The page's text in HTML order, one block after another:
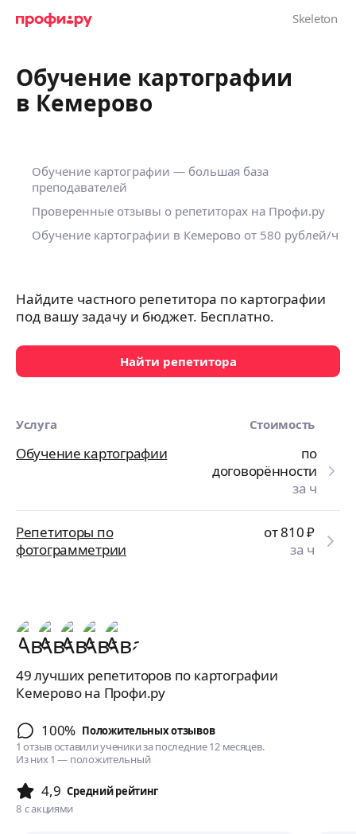
Обучение картографии
в Кемерово
Обучение картографии — большая база
преподавателей
Проверенные отзывы о репетиторах на Профи.ру
Обучение картографии в Кемерово от 580 рублей/ч
Найдите частного репетитора по картографии
под вашу задачу и бюджет. Бесплатно.
Найти репетитора
Услуга Стоимость
Обучение картографии
по
договорённости
за ч
Репетиторы по
фотограмметрии
от 810₽
за ч
49 лучших репетиторов по картографии
Кемерово на Профи.ру
100% Положительных отзывов
1 отзыв оставили ученики за последние 12 месяцев.
Из них 1 — положительный
4,9 Cредний рейтинг
8 с акциями